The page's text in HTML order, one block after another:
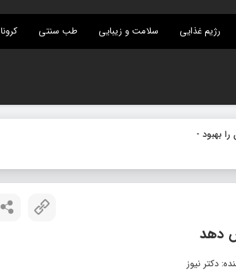
رژیم غذایی سلامت و زیبایی طب سنتی کرونا
دهد
دکتر نیوز